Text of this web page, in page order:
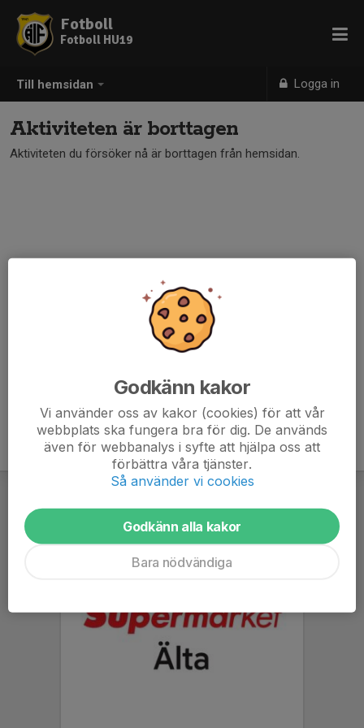
Till hemsidan Logga in
Fotboll
Fotboll HU19
Aktiviteten är borttagen
Aktiviteten du försöker nå är borttagen från hemsidan.
Godkänn kakor
Vi använder oss av kakor (cookies) för att vår
webbplats ska fungera bra för dig. De används
även för webbanalys i syfte att hjälpa oss att
förbättra våra tjänster.
Så använder vi cookies
Godkänn alla kakor
Bara nödvändiga